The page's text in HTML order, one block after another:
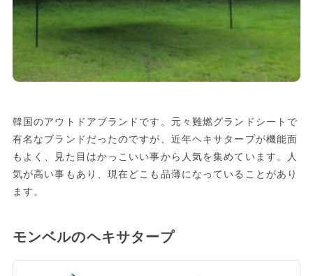
韓国のアウトドアブランドです。元々難燃グランドシートで
有名なブランドだったのですが、近年ヘキサタープが機能面
もよく、見た目はかっこいい事から人気を集めています。人
気が高い事もあり、現在どこも品薄になっていることがあり
ます。
モンベルのヘキサタープ